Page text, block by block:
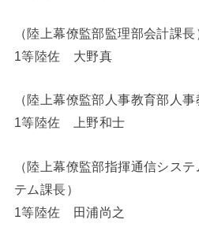
（陸上幕僚監部監理部会計課長
1等陸佐 大野真
（陸上幕僚監部人事教育部人
1等陸佐 上野和士
（陸上幕僚監部指揮通信シス
テム課長）
1等陸佐 田浦尚之